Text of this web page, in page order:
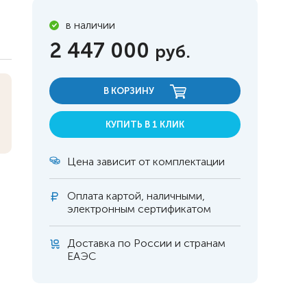
в наличии
2 447 000 руб.
В КОРЗИНУ
КУПИТЬ В 1 КЛИК
Цена зависит от комплектации
Оплата картой, наличными,
электронным сертификатом
Доставка по России и странам
ЕАЭС